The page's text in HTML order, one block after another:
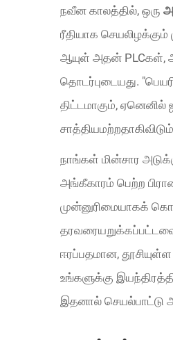
நவீன காலத்தில், ஒரு
ரீதியாக
ஆயுள் அதன் PLCகள்,
தொடர்புடையது.
திட்டமாகும், ஏனெனில்
நாங்கள் மின்சார
அங்கீகாரம் பெற்ற
முன்னுரிமையாகக்
ஈரப்பதமான,
உங்களுக்கு
இதனால் செயல்பாட்டு